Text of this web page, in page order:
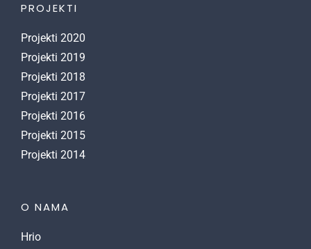
PROJEKTI
Projekti 2020
Projekti 2019
Projekti 2018
Projekti 2017
Projekti 2016
Projekti 2015
Projekti 2014
O NAMA
Hrio